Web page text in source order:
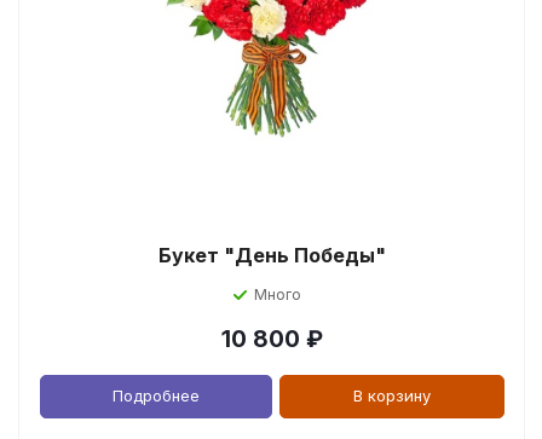
Букет "День Победы"
Много
10 800 ₽
Подробнее В корзину